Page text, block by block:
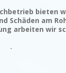
bieten
Schäden am
arbeiten wir